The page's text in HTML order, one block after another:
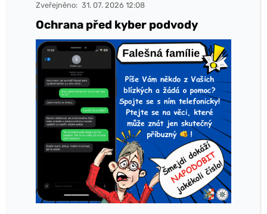
Zveřejněno: 31. 07. 2026 12:08
Ochrana před kyber podvody